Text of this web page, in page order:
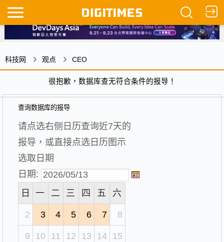
科技网 观点 CEO
很抱歉，数据库查无符合条件的报导！
查询数据库的报导
请点选右侧日历查询近7天的
报导，或直接点选日历图示
选取日期
日期:
日
一 二 三 四 五 六
2 3 4 5 6 7 8
9 10 11 12 13 14 15